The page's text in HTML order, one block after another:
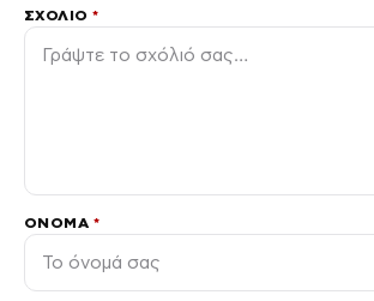
ΣΧΌΛΙΟ*
ΌΝΟΜΑ *